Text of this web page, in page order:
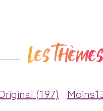
Les
(197)